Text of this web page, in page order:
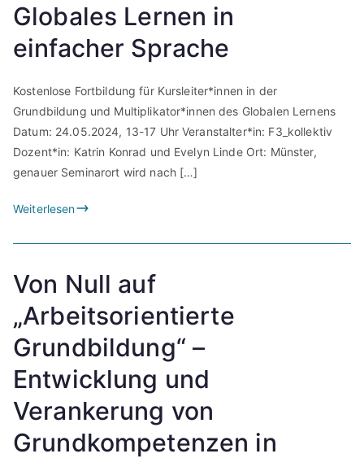
Globales Lernen in
einfacher Sprache
Kostenlose Fortbildung für Kursleiter*innen in der
Grundbildung und Multiplikator*innen des Globalen Lernens
Datum: 24.05.2024, 13-17 Uhr Veranstalter*in: F3_kollektiv
Dozent*in: Katrin Konrad und Evelyn Linde Ort: Münster,
genauer Seminarort wird nach […]
Weiterlesen
Von Null auf
„Arbeitsorientierte
Grundbildung“ –
Entwicklung und
Verankerung von
Grundkompetenzen in